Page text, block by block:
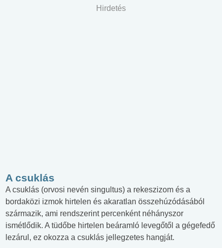
Hirdetés
A csuklás
A csuklás (orvosi nevén singultus) a rekeszizom és a
bordaközi izmok hirtelen és akaratlan összehúzódásából
származik, ami rendszerint percenként néhányszor
ismétlődik. A tüdőbe hirtelen beáramló levegőtől a gégefedő
lezárul, ez okozza a csuklás jellegzetes hangját.